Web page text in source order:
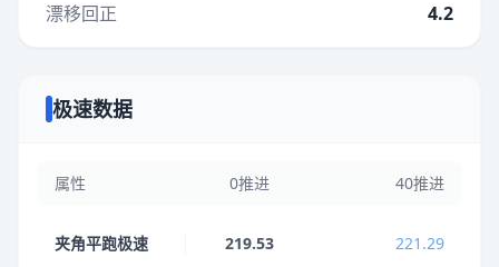
漂移回正 4.2
极速数据
属性 0推进 40推进
夹角平跑极速 219.53 221.29